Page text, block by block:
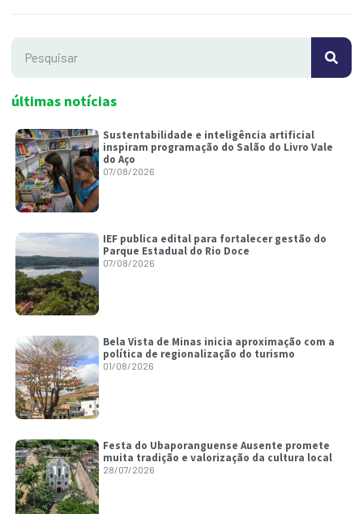
últimas notícias
Sustentabilidade e inteligência artificial
inspiram programação do Salão do Livro Vale
do Aço
07/08/2026
IEF publica edital para fortalecer gestão do
Parque Estadual do Rio Doce
07/08/2026
Bela Vista de Minas inicia aproximação com a
política de regionalização do turismo
01/08/2026
Festa do Ubaporanguense Ausente promete
muita tradição e valorização da cultura local
28/07/2026